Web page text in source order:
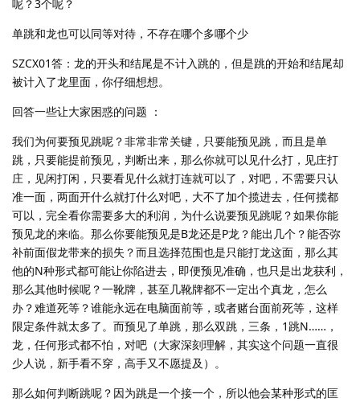
呢？3个呢？
单跳和龙也可以同等对待，不存在哪个多哪个少
SZCX01答：龙的开头和结尾是不计入跳的，但是跳的开始和结尾却
被计入了龙里面，你仔细想想。
回答一些让大家困惑的问题 ：
我们为何要预见跳呢？非常非常关键，只要能预见跳，而且是单
跳，只要能提前预见，判断出来，那么你就可以见什么打，见庄打
庄，见闲打闲，只要看见什么就打连就可以了，对吧，不需要只认
准一面，两面开什么就打什么对吧，大不了加个揽进去，任何揽都
可以，完全看你需要多大的利润，为什么说要预见跳呢？如果你能
预见龙的来临。那么你要能预见是B龙还是P龙？能出几个？能否弥
补前面假龙带来的损失？而且选择范围也是只能打龙这面，那么其
他的N种形式都可能让你陷进去，即便预见准确，也只是出龙获利，
那么其他时候呢？一靴牌，甚至几靴牌都不一定出个真龙，怎么
办？难道死等？谁能永远在电脑面前等，或者赌台面前死等，这样
限定条件就太多了。而预见了单跳，那么双跳，三条，1跳N……，
龙，任何形式都不怕，对吧（大家深刻理解，其实这个问题一直很
少人说，新手看不穿，高手又不愿提及）。
那么如何判断跳呢？因为跳是一个接一个，所以他会某种形式的匡